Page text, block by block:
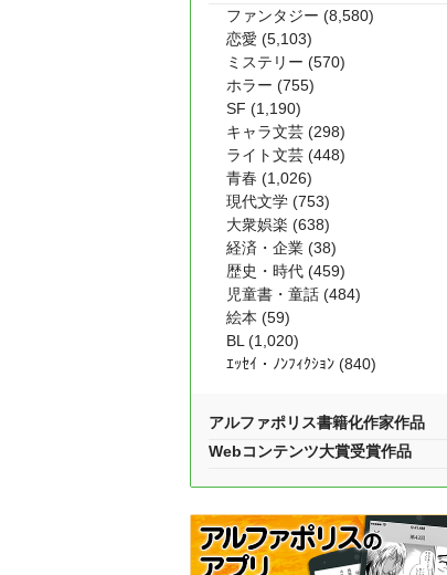
ファンタジー (8,580)
恋愛 (5,103)
ミステリー (570)
ホラー (755)
SF (1,190)
キャラ文芸 (298)
ライト文芸 (448)
青春 (1,026)
現代文学 (753)
大衆娯楽 (638)
経済・企業 (38)
歴史・時代 (459)
児童書・童話 (484)
絵本 (59)
BL (1,020)
ｴｯｾｲ・ﾉﾝﾌｨｸｼｮﾝ (840)
アルファポリス書籍化作家作品
Webコンテンツ大賞受賞作品